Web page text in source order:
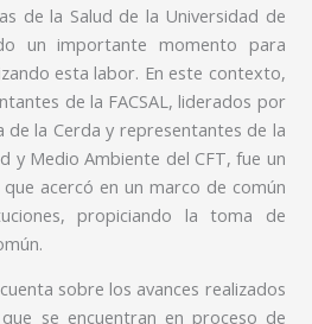
de la Salud de la Universidad de
un importante momento para
esta labor. En este contexto,
de la FACSAL, liderados por
de la Cerda y representantes de la
y Medio Ambiente del CFT, fue un
acercó en un marco de común
propiciando la toma de
sobre los avances realizados
se encuentran en proceso de